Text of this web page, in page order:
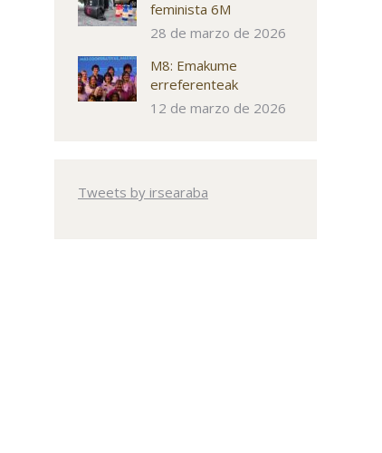
feminista 6M
28 de marzo de 2026
M8: Emakume
erreferenteak
12 de marzo de 2026
Tweets by irsearaba